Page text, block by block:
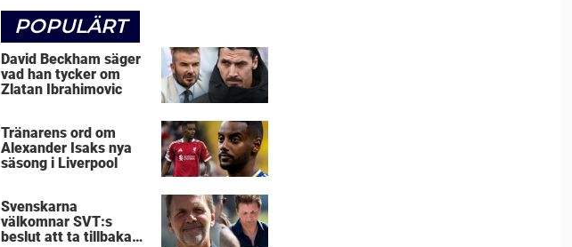
POPULÄRT
David Beckham säger
vad han tycker om
Zlatan Ibrahimovic
Tränarens ord om
Alexander Isaks nya
säsong i Liverpool
Svenskarna
välkomnar SVT:s
beslut att ta tillbaka